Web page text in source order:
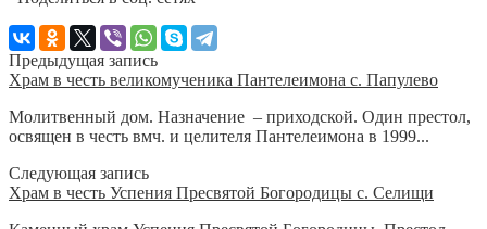
Предыдущая запись
Храм в честь великомученика Пантелеимона с. Папулево
Молитвенный дом. Назначение – приходской. Один престол,
освящен в честь вмч. и целителя Пантелеимона в 1999...
Следующая запись
Храм в честь Успения Пресвятой Богородицы с. Селищи